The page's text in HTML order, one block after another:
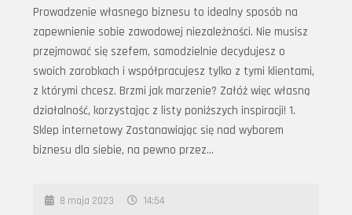
Prowadzenie własnego biznesu to idealny sposób na
zapewnienie sobie zawodowej niezależności. Nie musisz
przejmować się szefem, samodzielnie decydujesz o
swoich zarobkach i współpracujesz tylko z tymi klientami,
z którymi chcesz. Brzmi jak marzenie? Załóż więc własną
działalność, korzystając z listy poniższych inspiracji! 1.
Sklep internetowy Zastanawiając się nad wyborem
biznesu dla siebie, na pewno przez…
8 maja 2023 14:54